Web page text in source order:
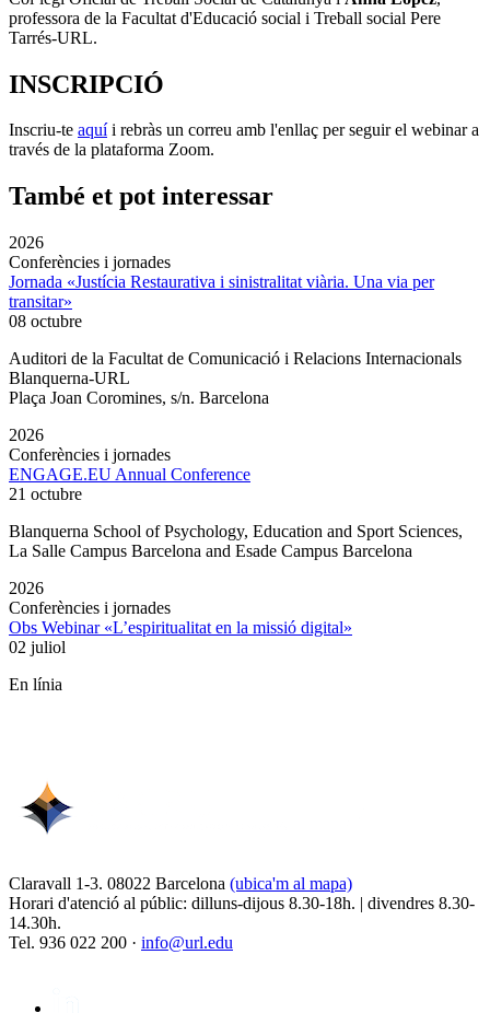
professora de la Facultat d'Educació social i Treball social Pere
Tarrés-URL.
INSCRIPCIÓ
Inscriu-te aquíi rebràs un correu amb l'enllaç per seguir el webinar a
través de la plataforma Zoom.
També et pot interessar
2026
Conferències i jornades
Jornada «Justícia Restaurativa i sinistralitat viària. Una via per
transitar»
08 octubre
Auditori de la Facultat de Comunicació i Relacions Internacionals
Blanquerna-URL
Plaça Joan Coromines, s/n. Barcelona
2026
Conferències i jornades
ENGAGE.EU Annual Conference
21 octubre
Blanquerna School of Psychology, Education and Sport Sciences,
La Salle Campus Barcelona and Esade Campus Barcelona
2026
Conferències i jornades
Obs Webinar «L’espiritualitat en la missió digital»
02 juliol
En línia
Claravall 1-3. 08022 Barcelona (ubica'm al mapa)
Horari d'atenció al públic: dilluns-dijous 8.30-18h. | divendres 8.30-
14.30h.
Tel. 936 022 200 · info@url.edu